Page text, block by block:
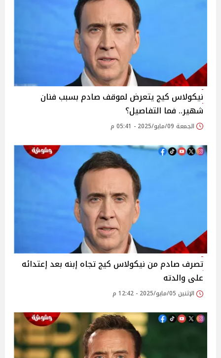
نيكولاس كيج يتعرض لموقف صادم بسبب فنان
شهير.. فما التفاصيل؟
الجمعة 09/مايو/2025 - 05:41 م
تصرف صادم من نيكولاس كيج تجاه إبنه بعد إعتدائه
على والدته
الإثنين 05/مايو/2025 - 12:42 م